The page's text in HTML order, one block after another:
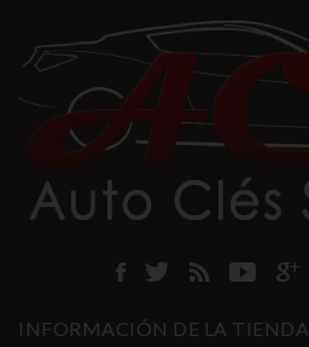
INFORMACIÓN DE LA TIENDA